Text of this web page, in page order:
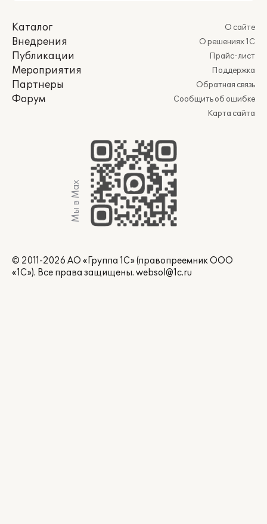
Каталог
Внедрения
Публикации
Мероприятия
Партнеры
Форум
О сайте
О решениях 1С
Прайс-лист
Поддержка
Обратная связь
Сообщить об ошибке
Карта сайта
Мы в Max
© 2011-2026 АО «Группа 1С» (правопреемник ООО
«1С»). Все права защищены. websol@1c.ru